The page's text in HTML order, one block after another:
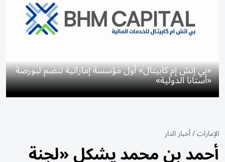
«بي إتش إم كابيتال» أول مؤسسة إماراتية تنضم لبورصة
«أستانا الدولية»
الإمارات/أخبار الدار
أحمد بن محمد يشكل «لجنة